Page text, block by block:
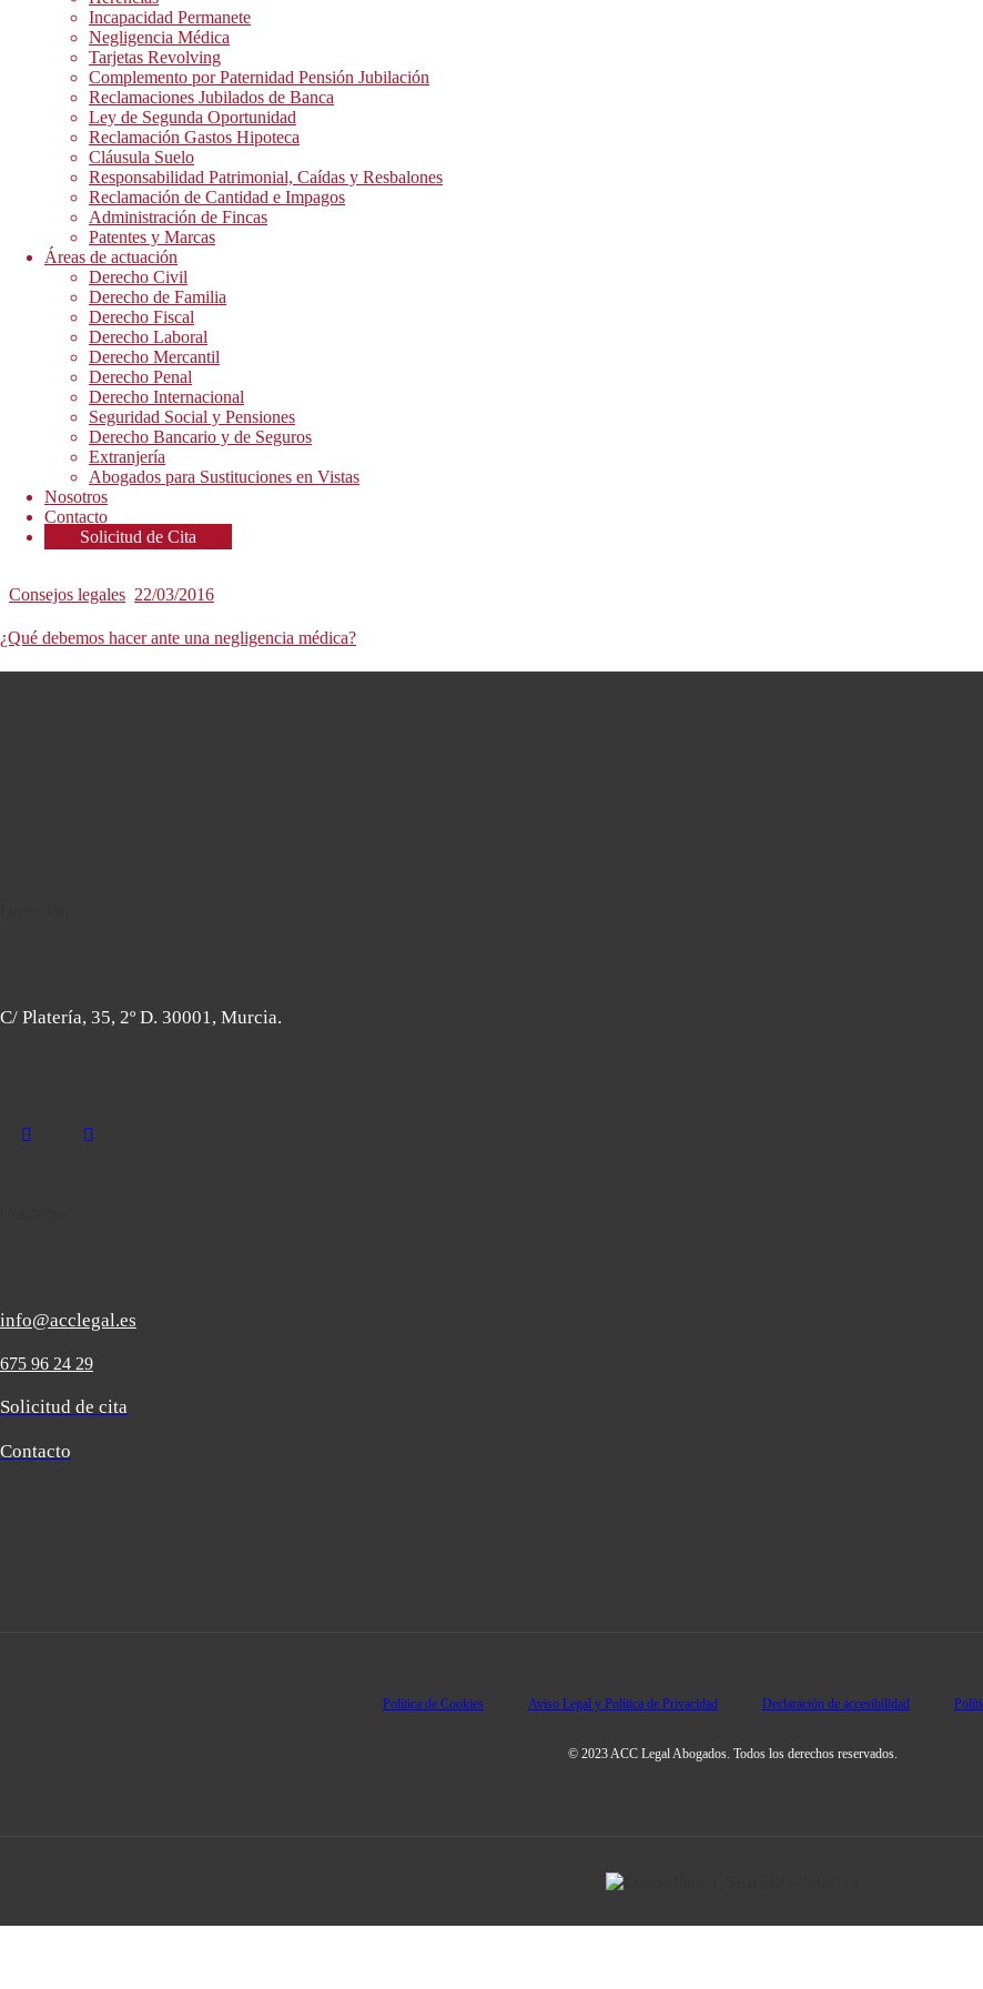
Incapacidad Permanete
Negligencia Médica
Tarjetas Revolving
Complemento por Paternidad Pensión Jubilación
Reclamaciones Jubilados de Banca
Ley de Segunda Oportunidad
Reclamación Gastos Hipoteca
Cláusula Suelo
Responsabilidad Patrimonial, Caídas y Resbalones
Reclamación de Cantidad e Impagos
Administración de Fincas
Patentes y Marcas
Áreas de actuación
Derecho Civil
Derecho de Familia
Derecho Fiscal
Derecho Laboral
Derecho Mercantil
Derecho Penal
Derecho Internacional
Seguridad Social y Pensiones
Derecho Bancario y de Seguros
Extranjería
Abogados para Sustituciones en Vistas
Nosotros
Contacto
Solicitud de Cita
Consejos legales 22/03/2016
¿Qué debemos hacer ante una negligencia médica?
C/ Platería, 35, 2º D. 30001, Murcia.
info@acclegal.es
675 96 24 29
Solicitud de cita
Contacto
Política de Cookies Aviso Legal y Política de Privacidad Declaración de accesibilidad
© 2023 ACC Legal Abogados. Todos los derechos reservados.